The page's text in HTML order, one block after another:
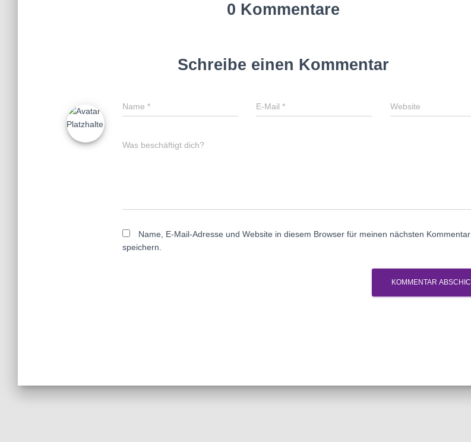
0 Kommentare
Schreibe einen Kommentar
Name * E-Mail* Website
Was beschäftigt dich?
Name, E-Mail-Adresse und Website in diesem Browser für meinen nächsten Kommentar
speichern.